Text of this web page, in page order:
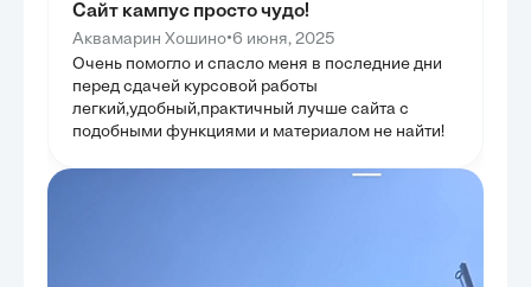
Сайт кампус просто чудо!
Аквамарин Хошино•6 июня, 2025
Очень помогло и спасло меня в последние дни
перед сдачей курсовой работы
легкий,удобный,практичный лучше сайта с
подобными функциями и материалом не найти!